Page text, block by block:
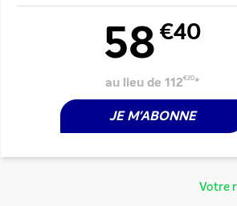
58€40
au lieu de 112€20*
JE M'ABONNE
Votre